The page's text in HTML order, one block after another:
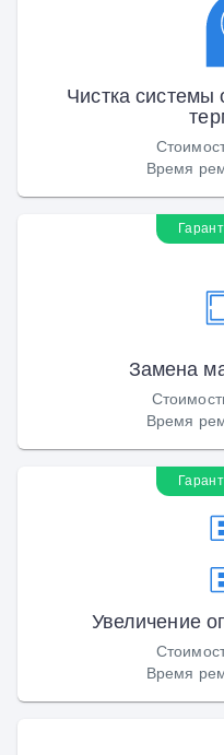
Чистка
Время
Замена
Время
Увеличение
Время